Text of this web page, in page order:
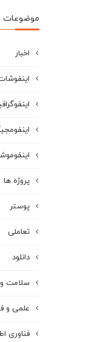
موضوعات
اخبار
پروژه ها
پوستر
تعاملی
دانلود
سلامت
علمی و
فناوری